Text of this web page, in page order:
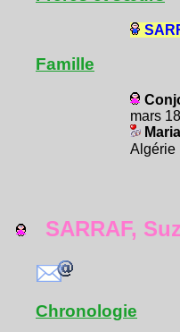
Famille
mars
Algérie
SARRAF,
Chronologie